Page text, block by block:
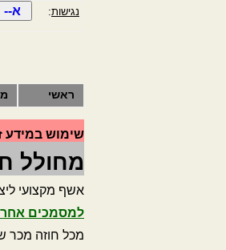
נגישות:
ראשי
שימוש במידע
מחולל
אשף מקצועי
למסמכים
מכל חוזה מכר